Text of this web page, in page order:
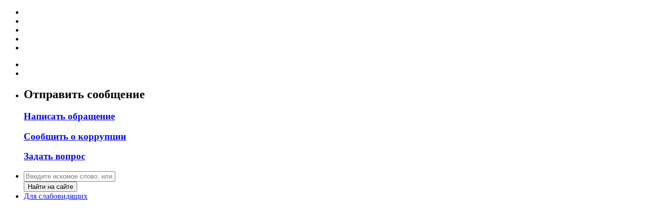
Отправить сообщение
Написать обращение
Сообщить о коррупции
Задать вопрос
Найти на сайте
Для слабовидящих